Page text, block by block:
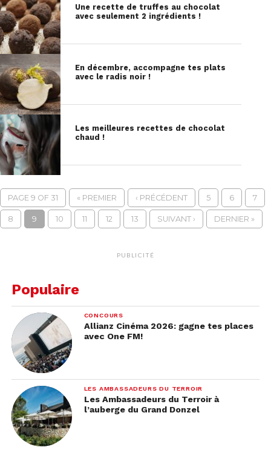
Une recette de truffes au chocolat
avec seulement 2 ingrédients !
En décembre, accompagne tes plats
avec le radis noir !
Les meilleures recettes de chocolat
chaud !
PAGE 9 OF 31 « PREMIER ‹ PRÉCÉDENT 5 6 7
8 9 10 11 12 13 SUIVANT › DERNIER »
PUBLICITÉ
Populaire
CONCOURS
Allianz Cinéma 2026: gagne tes places
avec One FM!
LES AMBASSADEURS DU TERROIR
Les Ambassadeurs du Terroir à
l’auberge du Grand Donzel